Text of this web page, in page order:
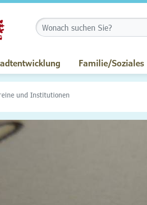
Familie/Soziales
und Institutionen